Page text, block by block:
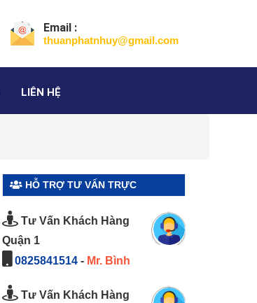
Email :
thuanphatnhuy@gmail.com
LIÊN HỆ
HỖ TRỢ TƯ VẤN TRỰC
Tư Vấn Khách Hàng
Quận 1
0825841514- Mr. Bình
Tư Vấn Khách Hàng